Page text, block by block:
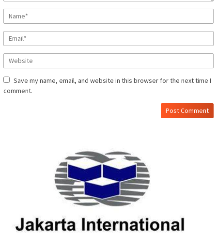
Save my name, email, and website in this browser for the next time I
comment.